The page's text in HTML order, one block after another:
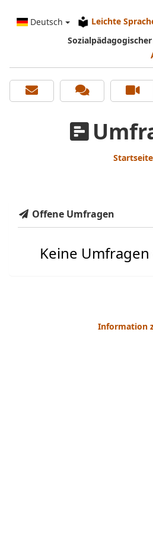
Deutsch Leichte
Startseite
Offene Umfragen
Keine
Information